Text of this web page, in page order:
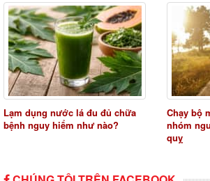
Lạm dụng nước lá đu đủ chữa
bệnh nguy hiểm như nào?
Chạy bộ
nhóm
quỵ